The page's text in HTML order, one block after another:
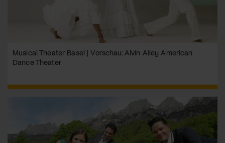
Musical Theater Basel | Vorschau: Alvin Ailey American
Dance Theater